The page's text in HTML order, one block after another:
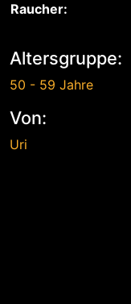
Raucher:
Altersgruppe:
50 - 59 Jahre
Von:
Uri